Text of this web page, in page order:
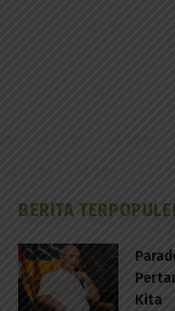
BERITA
Kita